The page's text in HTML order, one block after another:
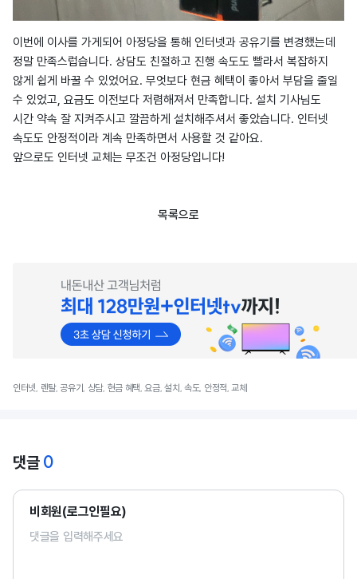
이번에 이사를 가게되어 아정당을 통해 인터넷과 공유기를 변경했는데
정말 만족스럽습니다. 상담도 친절하고 진행 속도도 빨라서 복잡하지
않게 쉽게 바꿀 수 있었어요. 무엇보다 현금 혜택이 좋아서 부담을 줄일
수 있었고, 요금도 이전보다 저렴해져서 만족합니다. 설치 기사님도
시간 약속 잘 지켜주시고 깔끔하게 설치해주셔서 좋았습니다. 인터넷
속도도 안정적이라 계속 만족하면서 사용할 것 같아요.
앞으로도 인터넷 교체는 무조건 아정당입니다!
목록으로
인터넷, 렌탈, 공유기, 상담, 현금 혜택, 요금, 설치, 속도, 안정적, 교체
댓글 0
비회원(로그인필요)